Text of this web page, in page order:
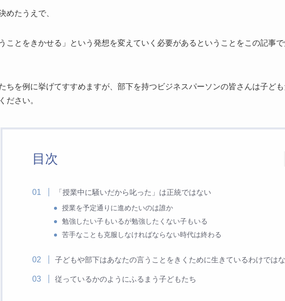
めたうえで、
ことをきかせる」という発想を変えていく必要があるということをこの記事
ちを例に挙げてすすめますが、部下を持つビジネスパーソンの皆さんは子ど
ださい。
目次
「授業中に騒いだから叱った」は正統ではない
授業を予定通りに進めたいのは誰か
勉強したい子もいるが勉強したくない子もいる
苦手なことも克服しなければならない時代は終わる
子どもや部下はあなたの言うことをきくために生きているわけでは
従っているかのようにふるまう子どもたち